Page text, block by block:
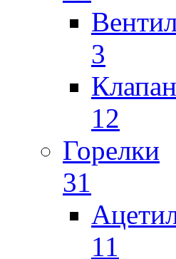
3
12
Горелки
31
11